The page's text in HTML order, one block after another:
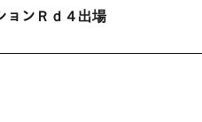
ョンＲｄ４出場